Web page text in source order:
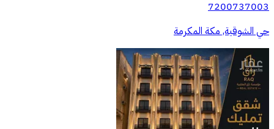
7200737003
حي الشوقية, مكة المكرمة